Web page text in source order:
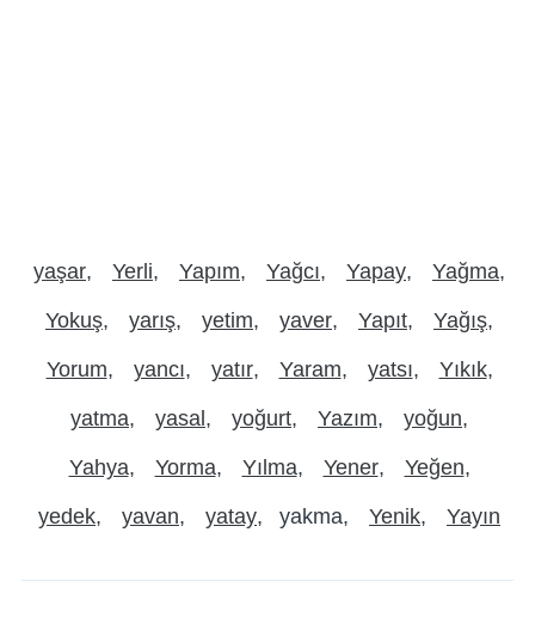
yaşar Yerli Yapım Yağcı Yapay Yağma
Yokuş yarış yetim yaver Yapıt Yağış
Yorum yancı yatır Yaram yatsı Yıkık
yatma yasal yoğurt Yazım yoğun
Yahya Yorma Yılma Yener Yeğen
yedek yavan yatay yakma Yenik Yayın